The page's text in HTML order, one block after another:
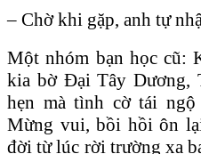
– Chờ khi gặp, anh tự
Một nhóm bạn học cũ:
kia bờ Đại Tây Dương,
hẹn mà tình cờ tái ngộ
Mừng vui, bồi hồi ôn
đời từ lúc rời trường xa